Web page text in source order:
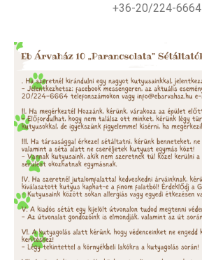
+36-20/224-6664